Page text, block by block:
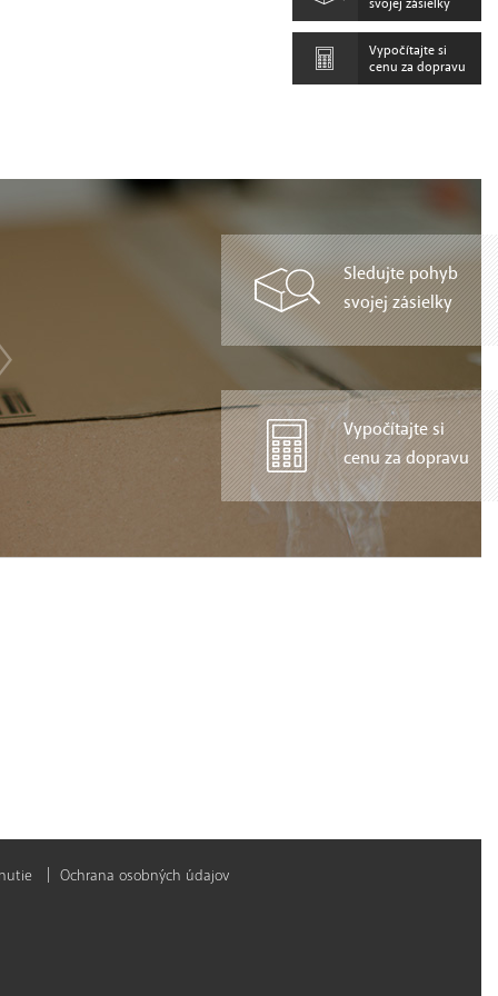
svojej zásielky
Vypočítajte si
cenu za dopravu
Sledujte pohyb
svojej zásielky
Vypočítajte si
cenu za dopravu
Ochrana osobných údajov